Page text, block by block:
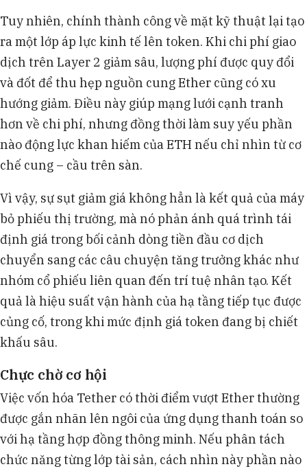
Tuy nhiên, chính thành công về mặt kỹ thuật lại tạo
ra một lớp áp lực kinh tế lên token. Khi chi phí giao
dịch trên Layer 2 giảm sâu, lượng phí được quy đổi
và đốt để thu hẹp nguồn cung Ether cũng có xu
hướng giảm. Điều này giúp mạng lưới cạnh tranh
hơn về chi phí, nhưng đồng thời làm suy yếu phần
nào động lực khan hiếm của ETH nếu chỉ nhìn từ cơ
chế cung – cầu trên sàn.
Vì vậy, sự sụt giảm giá không hẳn là kết quả của máy
bỏ phiếu thị trường, mà nó phản ánh quá trình tái
định giá trong bối cảnh dòng tiền đầu cơ dịch
chuyển sang các câu chuyện tăng trưởng khác như
nhóm cổ phiếu liên quan đến trí tuệ nhân tạo. Kết
quả là hiệu suất vận hành của hạ tầng tiếp tục được
củng cố, trong khi mức định giá token đang bị chiết
khấu sâu.
Chực chờ cơ hội
Việc vốn hóa Tether có thời điểm vượt Ether thường
được gắn nhãn lên ngôi của ứng dụng thanh toán so
với hạ tầng hợp đồng thông minh. Nếu phân tách
chức năng từng lớp tài sản, cách nhìn này phần nào